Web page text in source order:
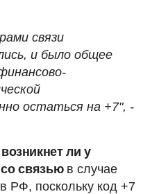
связи
и было общее
остаться на +7", -
ли у
связьюв случае
РФ, поскольку код +7